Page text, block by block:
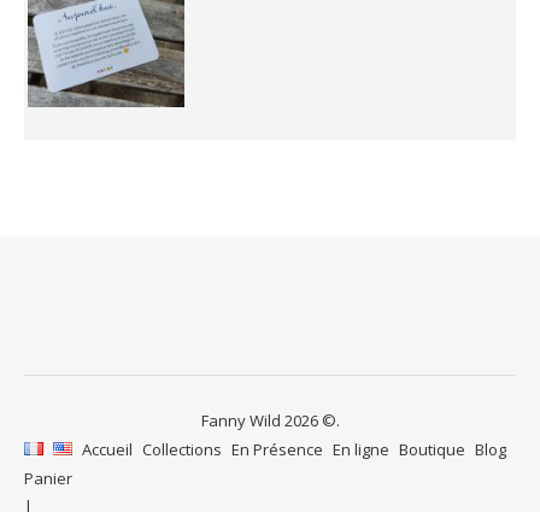
Fanny Wild 2026 ©.
Accueil Collections En Présence En ligne Boutique Blog
Panier